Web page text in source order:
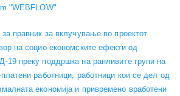
"WEBFLOW"
за правник за вклучување во проектот
на социо-економските ефекти од
19 преку поддршка на ранливите групи на
платени работници, работници кои се дел од
економија и привремено вработени